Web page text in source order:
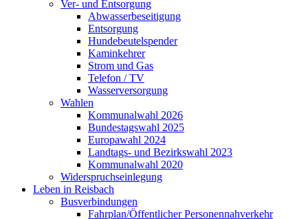
Ver- und Entsorgung
Abwasserbeseitigung
Entsorgung
Hundebeutelspender
Kaminkehrer
Strom und Gas
Telefon / TV
Wasserversorgung
Wahlen
Kommunalwahl 2026
Bundestagswahl 2025
Europawahl 2024
Landtags- und Bezirkswahl 2023
Kommunalwahl 2020
Widerspruchseinlegung
Leben in Reisbach
Busverbindungen
Fahrplan/Öffentlicher Personennahverkehr